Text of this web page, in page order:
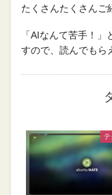
たくさんたくさんご
「AIなんて苦手！
すので、読んでもら
テ